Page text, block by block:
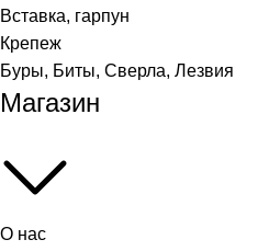
Вставка, гарпун
Крепеж
Буры, Биты, Сверла, Лезвия
Магазин
О нас